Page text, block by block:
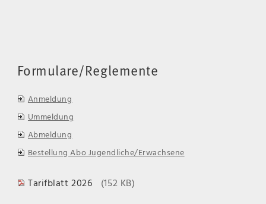
Formulare/Reglemente
Anmeldung
Ummeldung
Abmeldung
Bestellung Abo Jugendliche/Erwachsene
Tarifblatt 2026 (152 KB)